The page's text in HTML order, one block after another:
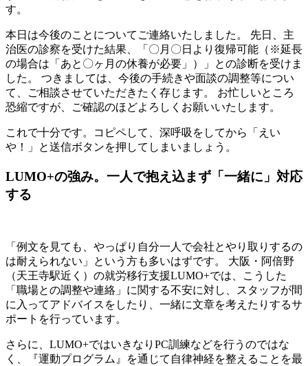
す。
本日は今後のことについてご連絡いたしました。 先日、主
治医の診察を受けた結果、「〇月〇日より復帰可能（※延長
の場合は「あと〇ヶ月の休養が必要」）」との診断を受けま
した。 つきましては、今後の手続きや面談の調整等につい
て、ご相談させていただきたく存じます。 お忙しいところ
恐縮ですが、ご確認のほどよろしくお願いいたします。
これで十分です。コピペして、深呼吸をしてから「えい
や！」と送信ボタンを押してしまいましょう。
LUMO+の強み。一人で抱え込まず「一緒に」対応
する
「例文を見ても、やっぱり自分一人で会社とやり取りするの
は耐えられない」という方も多いはずです。 大阪・阿倍野
（天王寺駅近く）の就労移行支援LUMO+では、こうした
「職場との調整や連絡」に関する不安に対し、スタッフが間
に入ってアドバイスをしたり、一緒に文章を考えたりするサ
ポートを行っています。
さらに、LUMO+ではいきなりPC訓練などを行うのではな
く、『運動プログラム』を通じて自律神経を整えることを最